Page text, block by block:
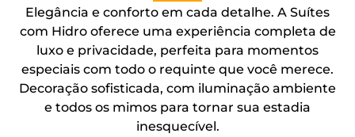
Elegância e conforto em cada detalhe. A Suítes
com Hidro oferece uma experiência completa de
luxo e privacidade, perfeita para momentos
especiais com todo o requinte que você merece.
Decoração sofisticada, com iluminação ambiente
e todos os mimos para tornar sua estadia
inesquecível.